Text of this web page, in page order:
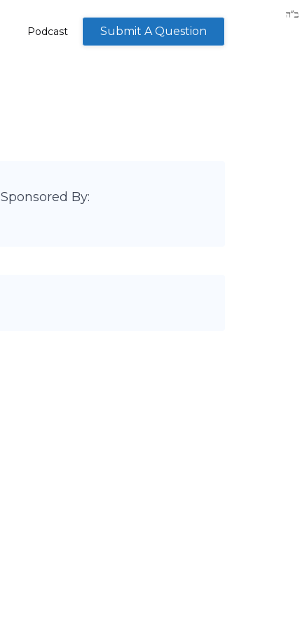
Podcast Submit A Question
Sponsored By: